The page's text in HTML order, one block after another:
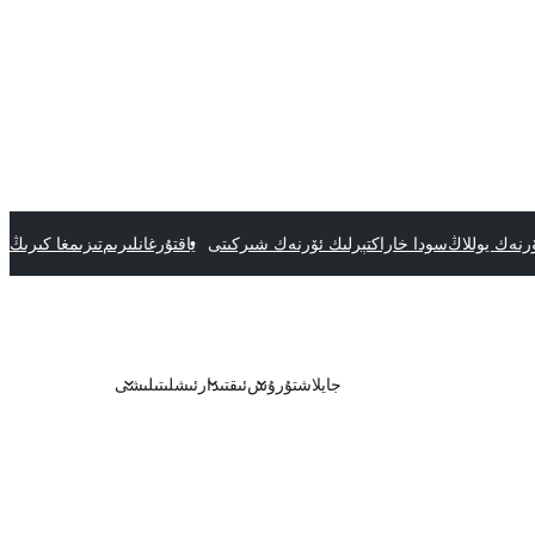
يوللاڭسودا خاراكتېرلىك ئۆرنەك شىركىتى ياقتۇرغانلىرىمتىزىمغا كىرىڭ
جايلاشتۇرۇشئىقتىدار ئىشلىتىلىشى